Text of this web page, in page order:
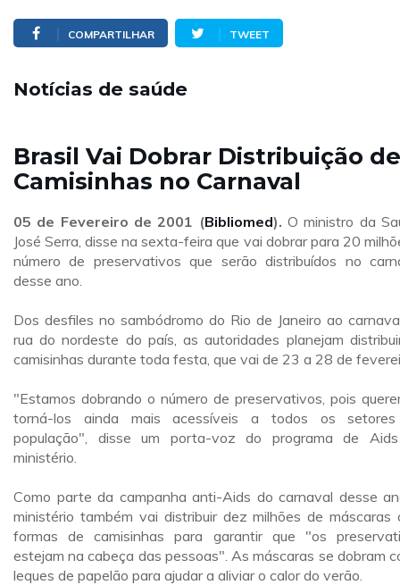
COMPARTILHAR TWEET
Notícias de saúde
Brasil Vai Dobrar Distribuição de
Camisinhas no Carnaval
05 de Fevereiro de 2001 (Bibliomed). O ministro da
José Serra, disse na sexta-feira que vai dobrar para 20
número de preservativos que serão distribuídos no
desse ano.
Dos desfiles no sambódromo do Rio de Janeiro ao
rua do nordeste do país, as autoridades planejam
camisinhas durante toda festa, que vai de 23 a 28 de
"Estamos dobrando o número de preservativos, pois
torná-los ainda mais acessíveis a todos os
população", disse um porta-voz do programa de
ministério.
Como parte da campanha anti-Aids do carnaval desse
ministério também vai distribuir dez milhões de máscaras
formas de camisinhas para garantir que "os
estejam na cabeça das pessoas". As máscaras se dobram
leques de papelão para ajudar a aliviar o calor do verão.